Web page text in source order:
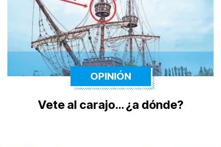
OPINIÓN
Vete al carajo… ¿a dónde?